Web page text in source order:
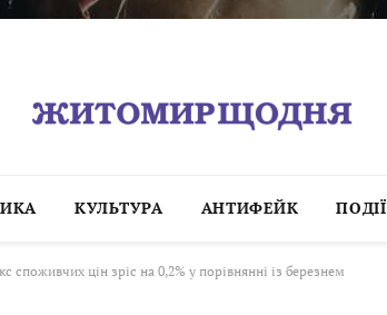
КУЛЬТУРА АНТИФЕЙК ПОДІЇ
споживчих цін зріс на 0,2% у порівнянні із березнем